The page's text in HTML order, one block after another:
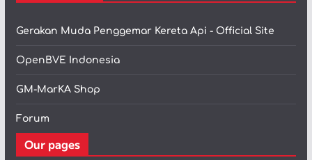
Gerakan Muda Penggemar Kereta Api - Official Site
OpenBVE Indonesia
GM-MarKA Shop
Forum
Our pages